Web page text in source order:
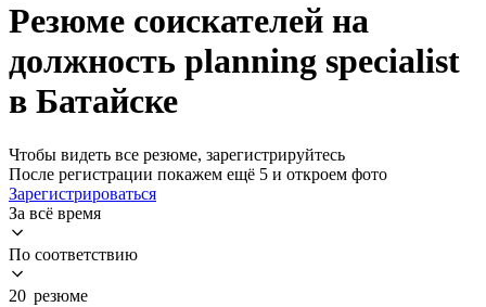
Резюме соискателей на
должность planning specialist
в Батайске
Чтобы видеть все резюме, зарегистрируйтесь
После регистрации покажем ещё 5 и откроем фото
Зарегистрироваться
За всё время
По соответствию
20 резюме